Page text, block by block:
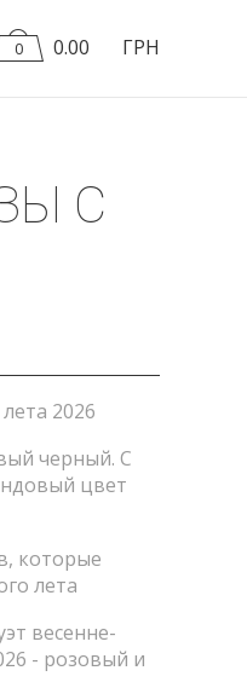
0 0.00 ГРН
С
2026
черный. С
цвет
которые
лета
весенне-
- розовый и